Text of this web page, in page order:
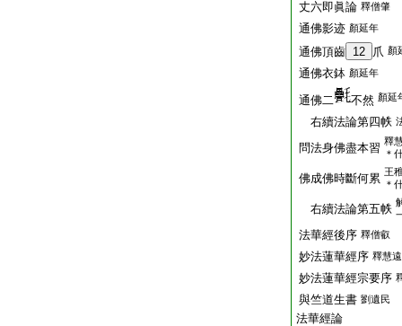
丈六即眞論 釋僧肇
通佛影迹 顏延年
通佛頂齒 12 爪 顏
通佛衣鉢 顏延年
通佛二 不然 顏延
右續法論第四帙
問法身佛盡本習 釋
＊
佛成佛時斷何累 王
＊
右續法論第五帙
法華經後序 釋僧叡
妙法蓮華經序 釋慧遠
妙法蓮華經宗要序
與竺道生書 劉遺民
法華經論